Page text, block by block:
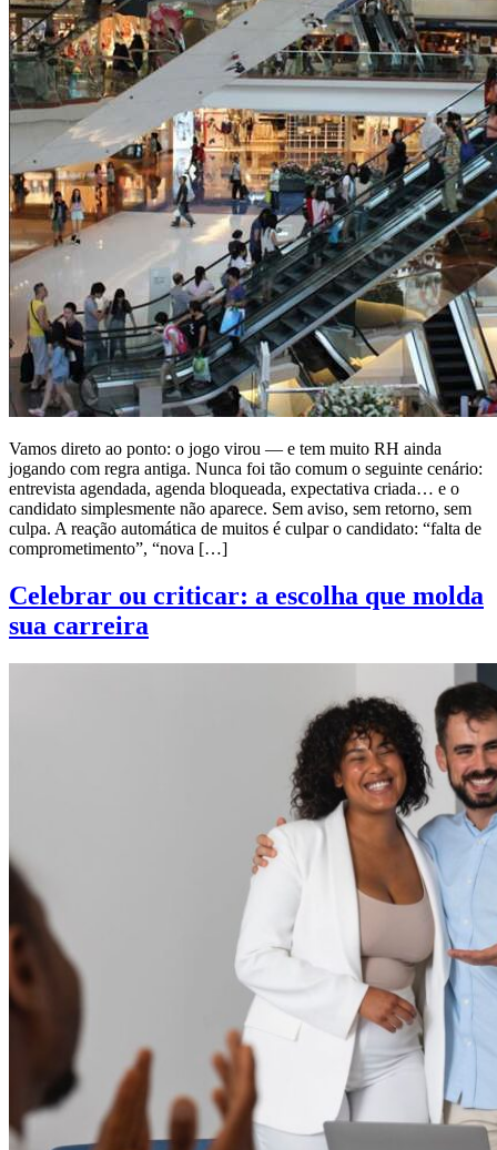
Vamos direto ao ponto: o jogo virou — e tem muito RH ainda
jogando com regra antiga. Nunca foi tão comum o seguinte cenário:
entrevista agendada, agenda bloqueada, expectativa criada… e o
candidato simplesmente não aparece. Sem aviso, sem retorno, sem
culpa. A reação automática de muitos é culpar o candidato: “falta de
comprometimento”, “nova […]
Celebrar ou criticar: a escolha que molda
sua carreira